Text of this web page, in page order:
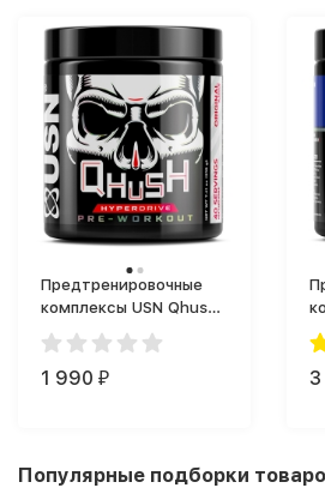
Предтренировочные
комплексы USN Qhush
Hyperdrive Pre-Workout
(210 г)
1 990 ₽
Популярные подборки